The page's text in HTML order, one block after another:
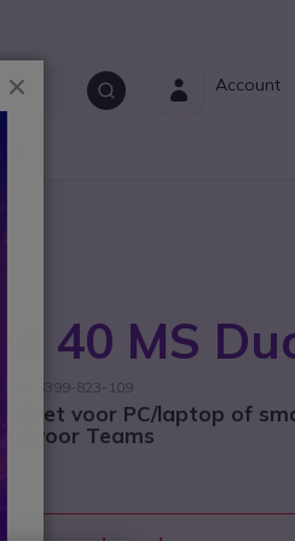
Account
40 MS
6399-823-109
voor PC/laptop of
voor Teams